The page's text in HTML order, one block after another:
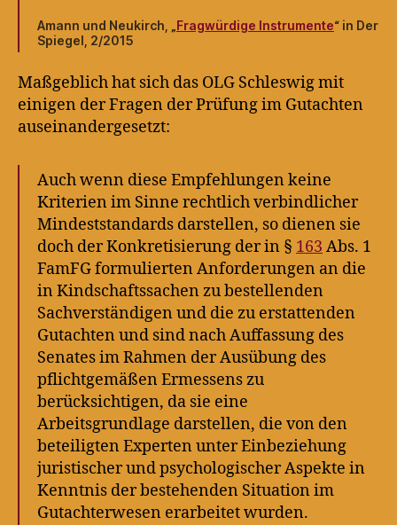
Amann und Neukirch, „ Fragwürdige Instrumente“ in Der
Spiegel, 2/2015
Maßgeblich hat sich das OLG Schleswig mit
einigen der Fragen der Prüfung im Gutachten
auseinandergesetzt:
Auch wenn diese Empfehlungen keine
Kriterien im Sinne rechtlich verbindlicher
Mindeststandards darstellen, so dienen sie
doch der Konkretisierung der in § 163 Abs. 1
FamFG formulierten Anforderungen an die
in Kindschaftssachen zu bestellenden
Sachverständigen und die zu erstattenden
Gutachten und sind nach Auffassung des
Senates im Rahmen der Ausübung des
pflichtgemäßen Ermessens zu
berücksichtigen, da sie eine
Arbeitsgrundlage darstellen, die von den
beteiligten Experten unter Einbeziehung
juristischer und psychologischer Aspekte in
Kenntnis der bestehenden Situation im
Gutachterwesen erarbeitet wurden.